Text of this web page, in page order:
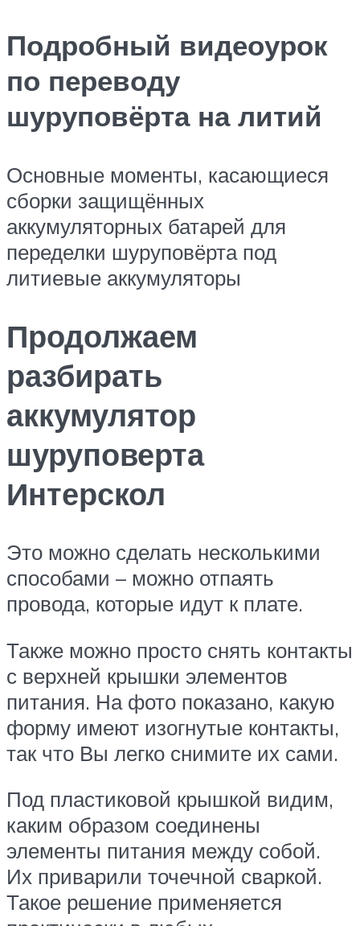
Подробный видеоурок
по переводу
шуруповёрта на литий
Основные моменты, касающиеся
сборки защищённых
аккумуляторных батарей для
переделки шуруповёрта под
литиевые аккумуляторы
Продолжаем
разбирать
аккумулятор
шуруповерта
Интерскол
Это можно сделать несколькими
способами – можно отпаять
провода, которые идут к плате.
Также можно просто снять контакты
с верхней крышки элементов
питания. На фото показано, какую
форму имеют изогнутые контакты,
так что Вы легко снимите их сами.
Под пластиковой крышкой видим,
каким образом соединены
элементы питания между собой.
Их приварили точечной сваркой.
Такое решение применяется